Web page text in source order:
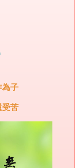
為子
受苦